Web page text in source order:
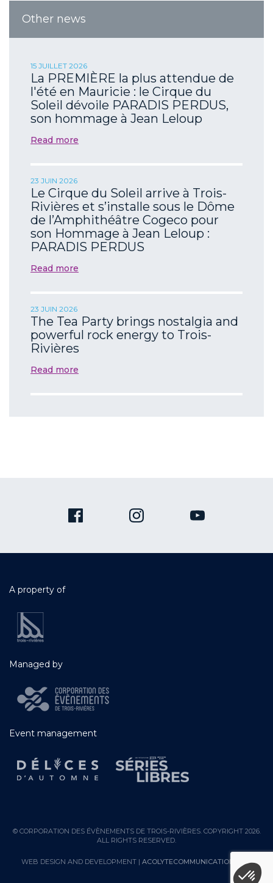
Other news
15 JUILLET 2026
La PREMIÈRE la plus attendue de
l'été en Mauricie : le Cirque du
Soleil dévoile PARADIS PERDUS,
son hommage à Jean Leloup
Read more
23 JUIN 2026
Le Cirque du Soleil arrive à Trois-
Rivières et s’installe sous le Dôme
de l’Amphithéâtre Cogeco pour
son Hommage à Jean Leloup :
PARADIS PERDUS
Read more
23 JUIN 2026
The Tea Party brings nostalgia and
powerful rock energy to Trois-
Rivières
Read more
A property of
Managed by
Event management
© CORPORATION DES ÉVÈNEMENTS DE TROIS-RIVIÈRES. COPYRIGHT 2026.
ALL RIGHTS RESERVED.
WEB DESIGN AND DEVELOPMENT | ACOLYTECOMMUNICATION.COM